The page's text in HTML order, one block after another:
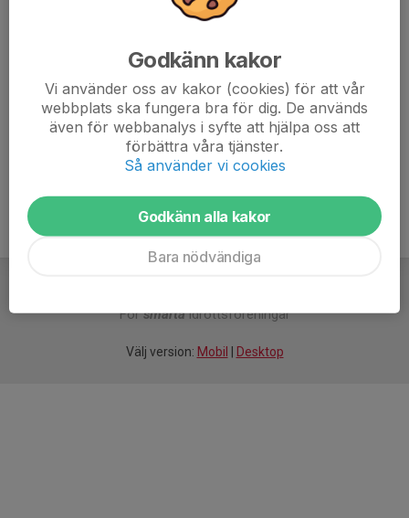
Det är bra att var och en har med sig ny slang och
Välkomna!
Mera Lera MTB trappan.pdf
Försmartaidrottsföreningar
Välj version: Mobil Desktop
Godkänn kakor
Vi använder oss av kakor (cookies) för att vår
webbplats ska fungera bra för dig. De används
även för webbanalys i syfte att hjälpa oss att
förbättra våra tjänster.
Så använder vi cookies
Godkänn alla kakor
Bara nödvändiga